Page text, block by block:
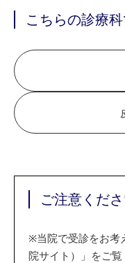
こちらの診療
ご注意くだ
※当院で受診をお考
院サイト）」をご覧